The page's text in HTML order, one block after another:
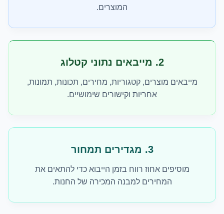
המוצרים.
2. מייבאים נתוני קטלוג
מייבאים מוצרים, קטגוריות, מחירים, תכונות, תמונות,
אחריות וקישורים שימושיים.
3. מגדירים תמחור
מוסיפים אחוז רווח בזמן הייבוא כדי להתאים את
המחירים למבנה המכירה של החנות.